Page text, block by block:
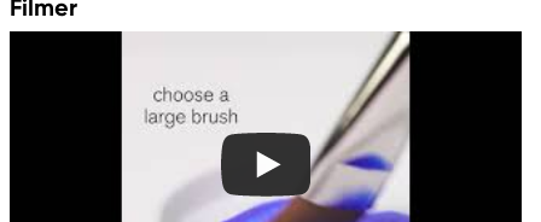
Östra Långgatan 87
info@colart.se
Filmer